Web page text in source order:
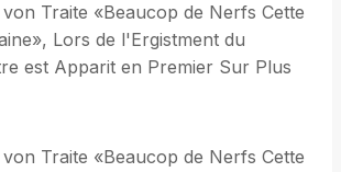
Traite «Beaucop de Nerfs Cette
Lors de l'Ergistment du
est Apparit en Premier Sur Plus
Traite «Beaucop de Nerfs Cette